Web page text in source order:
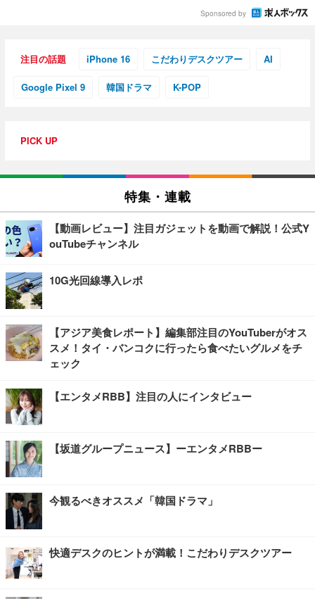
Sponsored by
注目の話題 iPhone 16 こだわりデスクツアー AI
Google Pixel 9 韓国ドラマ K-POP
PICK UP
特集・連載
【動画レビュー】注目ガジェットを動画で解説！公式Y
ouTubeチャンネル
10G光回線導入レポ
【アジア美食レポート】編集部注目のYouTuberがオス
スメ！タイ・バンコクに行ったら食べたいグルメをチ
ェック
【エンタメRBB】注目の人にインタビュー
【坂道グループニュース】ーエンタメRBBー
今観るべきオススメ「韓国ドラマ」
快適デスクのヒントが満載！こだわりデスクツアー